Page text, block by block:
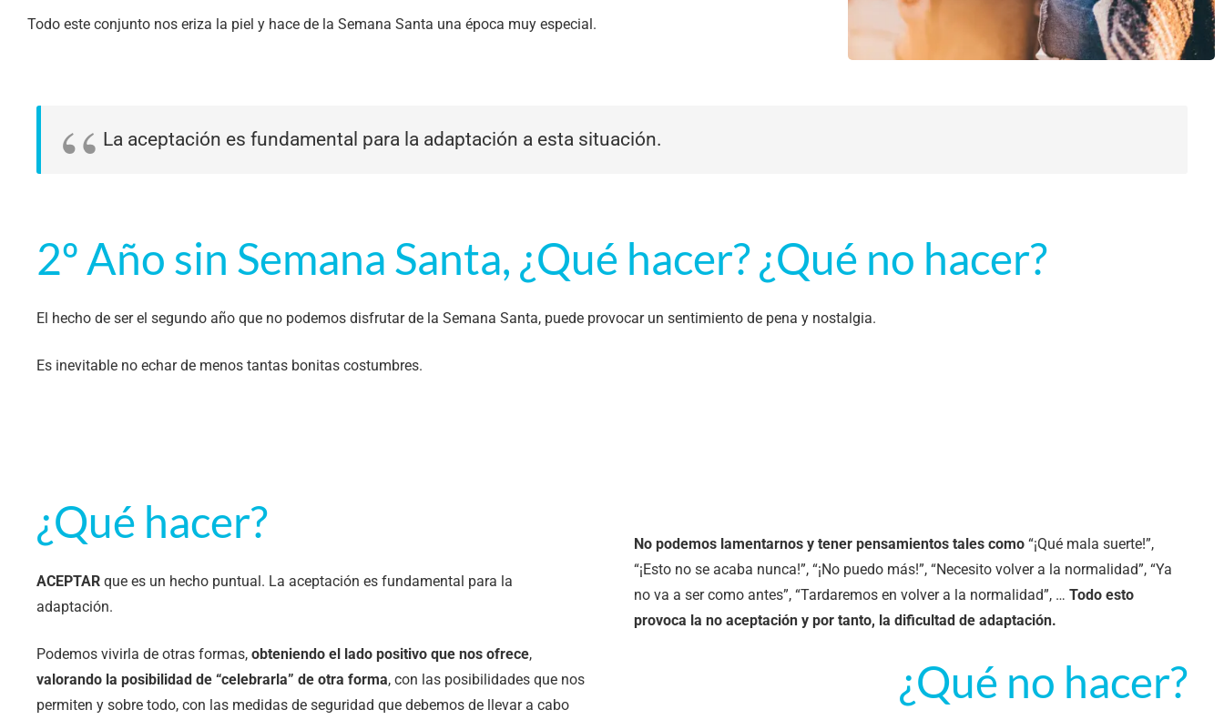
Todo este conjunto nos eriza la piel y hace de la Semana Santa una época muy especial.
La aceptación es fundamental para la adaptación a esta situación.
2º Año sin Semana Santa, ¿Qué hacer? ¿Qué no hacer?
El hecho de ser el segundo año que no podemos disfrutar de la Semana Santa, puede provocar un sentimiento de pena y nostalgia.
Es inevitable no echar de menos tantas bonitas costumbres.
¿Qué hacer?
ACEPTAR que es un hecho puntual. La aceptación es fundamental para la
adaptación.
Podemos vivirla de otras formas, obteniendo el lado positivo que nos ofrece,
valorando la posibilidad de “celebrarla” de otra forma, con las posibilidades que nos
permiten y sobre todo, con las medidas de seguridad que debemos de llevar a cabo
No podemos lamentarnos y tener pensamientos tales como “¡Qué mala suerte!”,
“¡Esto no se acaba nunca!”, “¡No puedo más!”, “Necesito volver a la normalidad”, “Ya
no va a ser como antes”, “Tardaremos en volver a la normalidad”, … Todo esto
provoca la no aceptación y por tanto, la dificultad de adaptación.
¿Qué no hacer?